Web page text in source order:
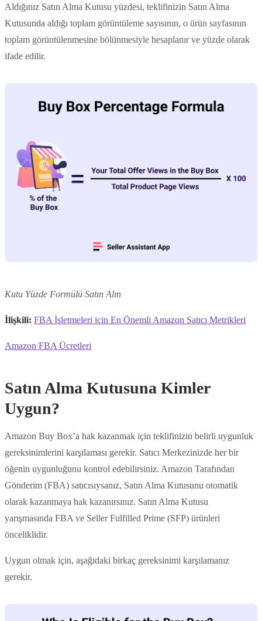
Aldığınız Satın Alma Kutusu yüzdesi, teklifinizin Satın Alma
Kutusunda aldığı toplam görüntüleme sayısının, o ürün sayfasının
toplam görüntülenmesine bölünmesiyle hesaplanır ve yüzde olarak
ifade edilir.
Kutu Yüzde Formülü Satın Alın
İlişkili: FBA İşletmeleri için En Önemli Amazon Satıcı Metrikleri
Amazon FBA Ücretleri
Satın Alma Kutusuna Kimler
Uygun?
Amazon Buy Box’a hak kazanmak için teklifinizin belirli uygunluk
gereksinimlerini karşılaması gerekir. Satıcı Merkezinizde her bir
öğenin uygunluğunu kontrol edebilirsiniz. Amazon Tarafından
Gönderim (FBA) satıcısıysanız, Satın Alma Kutusunu otomatik
olarak kazanmaya hak kazanırsınız. Satın Alma Kutusu
yarışmasında FBA ve Seller Fulfilled Prime (SFP) ürünleri
önceliklidir.
Uygun olmak için, aşağıdaki birkaç gereksinimi karşılamanız
gerekir.